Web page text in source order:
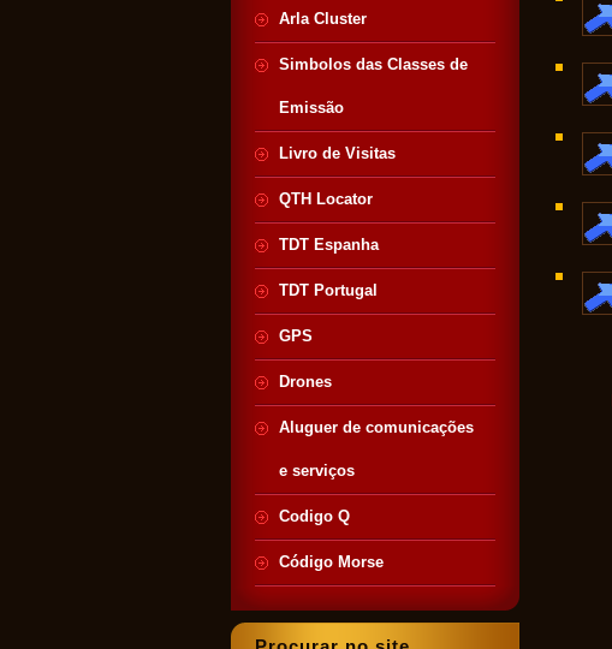
Arla Cluster
Simbolos das Classes de
Emissão
Livro de Visitas
QTH Locator
TDT Espanha
TDT Portugal
GPS
Drones
Aluguer de comunicações
e serviços
Codigo Q
Código Morse